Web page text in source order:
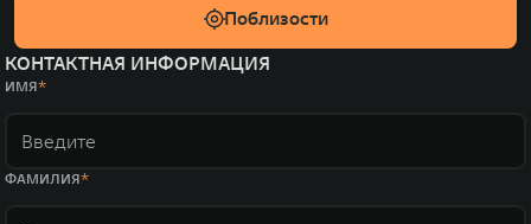
Поблизости
КОНТАКТНАЯ ИНФОРМАЦИЯ
ИМЯ
ФАМИЛИЯ